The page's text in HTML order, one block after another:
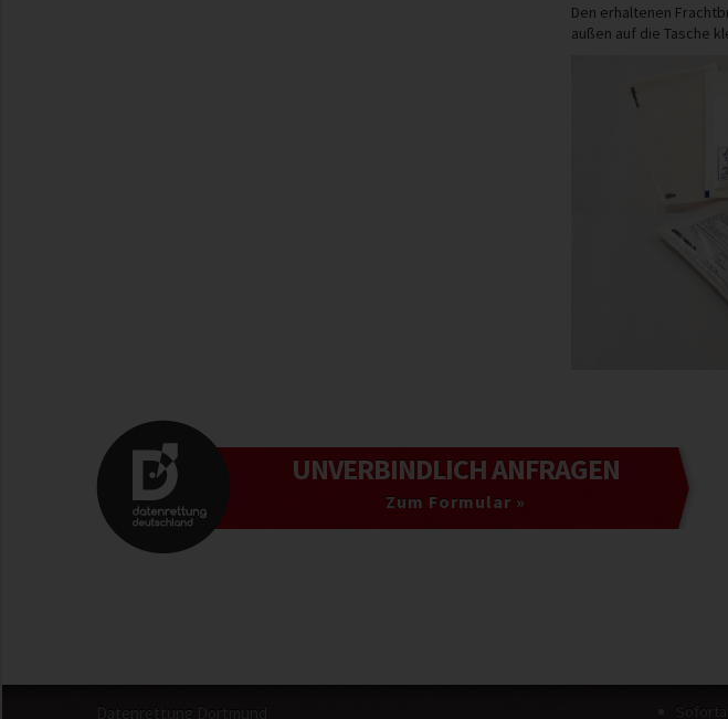
Den erhaltenen
außen auf die Tasche
UNVERBINDLICHANFRAGEN
Zum Formular »
Datenrettung Dortmund